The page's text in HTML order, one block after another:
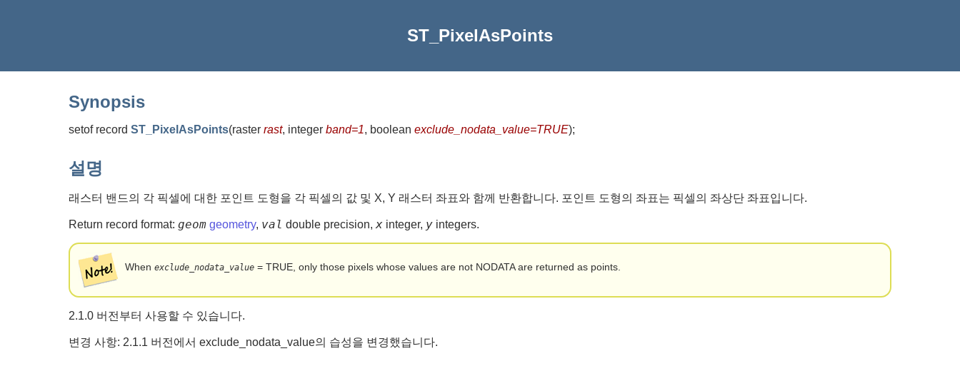
ST_PixelAsPoints
Synopsis
setof record ST_PixelAsPoints(raster rast, integer band=1, boolean exclude_nodata_value=TRUE);
설명
래스터 밴드의 각 픽셀에 대한 포인트 도형을 각 픽셀의 값 및 X, Y 래스터 좌표와 함께 반환합니다. 포인트 도형의 좌표는 픽셀의 좌상단 좌표입니다.
Return record format: geom geometry, val double precision, x integer, y integers.
Whenexclude_nodata_value = TRUE, only those pixels whose values are not NODATA are returned as points.
2.1.0 버전부터 사용할 수 있습니다.
변경 사항: 2.1.1 버전에서 exclude_nodata_value의 습성을 변경했습니다.